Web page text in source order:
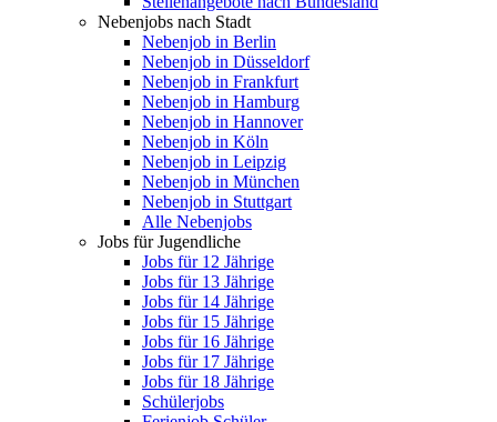
Nebenjobs nach Stadt
Nebenjob in Berlin
Nebenjob in Düsseldorf
Nebenjob in Frankfurt
Nebenjob in Hamburg
Nebenjob in Hannover
Nebenjob in Köln
Nebenjob in Leipzig
Nebenjob in München
Nebenjob in Stuttgart
Alle Nebenjobs
Jobs für Jugendliche
Jobs für 12 Jährige
Jobs für 13 Jährige
Jobs für 14 Jährige
Jobs für 15 Jährige
Jobs für 16 Jährige
Jobs für 17 Jährige
Jobs für 18 Jährige
Schülerjobs